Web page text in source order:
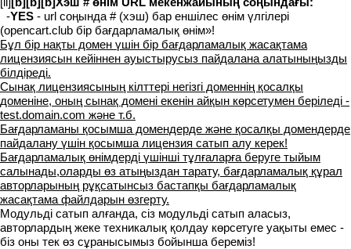
-YES - url соңында # (хэш) бар еншілес өнім үлгілері
(opencart.club бір бағдарламалық өнім»!
Бұл бір нақты домен үшін бір бағдарламалық жасақтама
лицензиясын кейіннен ауыстырусыз пайдалана алатыныңызды
білдіреді.
Сынақ лицензиясының кілттері негізгі доменнің қосалқы
доменіне, оның сынақ домені екенін айқын көрсетумен беріледі -
test.domain.com және т.б.
Бағдарламаны қосымша домендерде және қосалқы домендерде
пайдалану үшін қосымша лицензия сатып алу керек!
Бағдарламалық өнімдерді үшінші тұлғаларға беруге тыйым
салынады,оларды өз атыңыздан тарату, бағдарламалық құрал
авторларының рұқсатынсыз бастапқы бағдарламалық
жасақтама файлдарын өзгерту.
Модульді сатып алғанда, сіз модульді сатып аласыз,
авторлардың жеке техникалық қолдау көрсетуге уақыты емес -
біз оны тек өз сұранысымыз бойынша береміз!